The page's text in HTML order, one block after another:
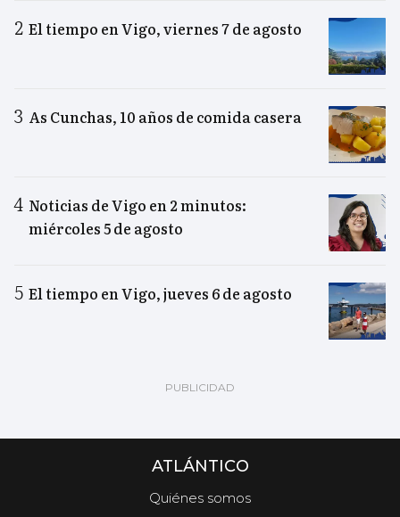
El tiempo en Vigo, viernes 7 de agosto
As Cunchas, 10 años de comida casera
Noticias de Vigo en 2 minutos:
miércoles 5 de agosto
El tiempo en Vigo, jueves 6 de agosto
ATLÁNTICO
Quiénes somos